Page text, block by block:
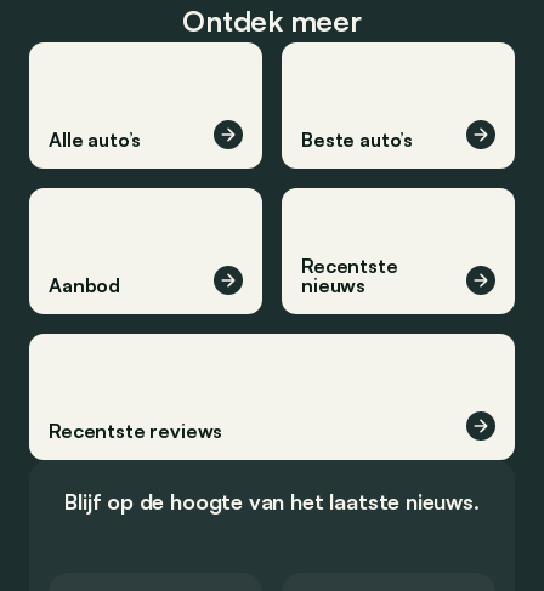
Ontdek meer
Alle auto’s Beste auto’s
Aanbod
Recentste
nieuws
Recentste reviews
Blijf op de hoogte van het laatste nieuws.